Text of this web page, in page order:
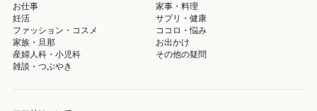
お仕事
家事・料理
妊活
サプリ・健康
ファッション・コスメ
ココロ・悩み
家族・旦那
お出かけ
産婦人科・小児科
その他の疑問
雑談・つぶやき